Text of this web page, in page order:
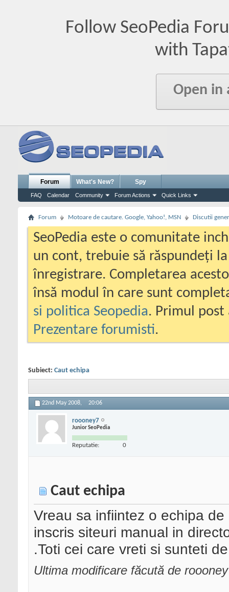
Follow SeoPedia
with
Open in
Forum
FAQ Calendar Community Forum Actions Quick Links
What's New? Spy
Forum Motoare de cautare. Google, Yahoo!, MSN Discutii
SeoPedia este o comunitate
un cont, trebuie să răspundeți
înregistrare. Completarea
însă modul în care sunt
si politica Seopedia. Primul
Prezentare forumisti.
Subiect: Caut echipa
22nd May 2008, 20:06
roooney7
Junior SeoPedia
Reputatie: 0
Caut echipa
Vreau sa infiintez o echipa
inscris siteuri manual in
.Toti cei care vreti si sunteti
Ultima modificare făcută de